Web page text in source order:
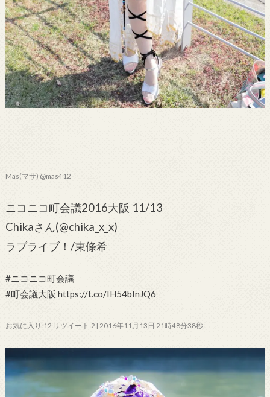
Mas(マサ) @mas412
ニコニコ町会議2016大阪 11/13
Chikaさん(@chika_x_x)
ラブライブ！/東條希
#ニコニコ町会議
#町会議大阪 https://t.co/IH54bInJQ6
お気に入り:12 リツイート:2 | 2016年11月13日 21時48分38秒